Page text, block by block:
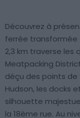
Découvrez à
ferrée transformée
2,3 km traverse les
Meatpacking
déçu des points de
Hudson, les docks
silhouette
la 18ème rue. Au